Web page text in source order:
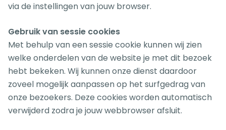
via de instellingen van jouw browser.
Gebruik van sessie cookies
Met behulp van een sessie cookie kunnen wij zien
welke onderdelen van de website je met dit bezoek
hebt bekeken. Wij kunnen onze dienst daardoor
zoveel mogelijk aanpassen op het surfgedrag van
onze bezoekers. Deze cookies worden automatisch
verwijderd zodra je jouw webbrowser afsluit.